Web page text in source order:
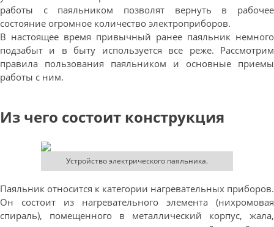
работы с паяльником позволят вернуть в рабочее
состояние огромное количество электроприборов.
В настоящее время привычный ранее паяльник немного
подзабыт и в быту используется все реже. Рассмотрим
правила пользования паяльником и основные приемы
работы с ним.
Из чего состоит конструкция
Устройство электрического паяльника.
Паяльник относится к категории нагревательных приборов.
Он состоит из нагревательного элемента (нихромовая
спираль), помещенного в металлический корпус, жала,